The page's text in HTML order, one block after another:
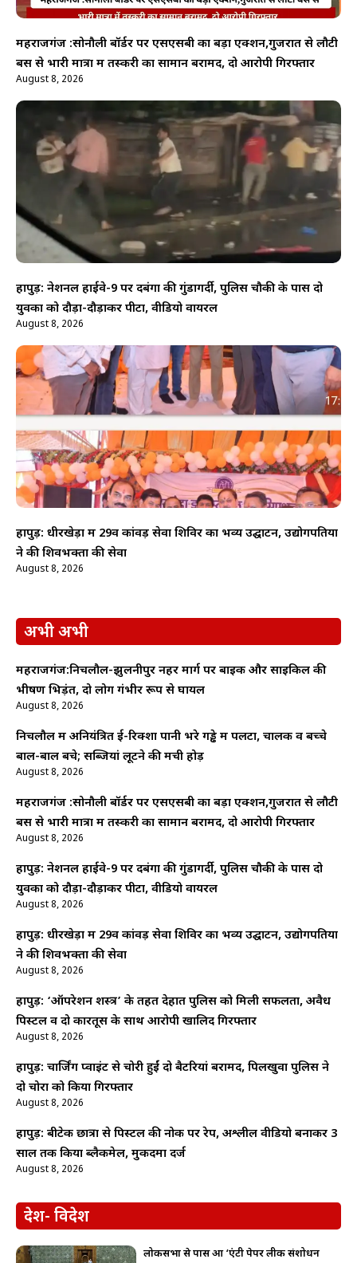
महराजगंज :सोनौली बॉर्डर पर एसएसबी का बड़ा एक्शन,गुजरात से लौटी
बस से भारी मात्रा में तस्करी का सामान बरामद, दो आरोपी गिरफ्तार
August 8, 2026
हापुड़: नेशनल हाईवे-9 पर दबंगों की गुंडागर्दी, पुलिस चौकी के पास दो
युवकों को दौड़ा-दौड़ाकर पीटा, वीडियो वायरल
August 8, 2026
हापुड़: धीरखेड़ा में 29वें कांवड़ सेवा शिविर का भव्य उद्घाटन, उद्योगपतियों
ने की शिवभक्तों की सेवा
August 8, 2026
अभी अभी
महराजगंज:निचलौल-झुलनीपुर नहर मार्ग पर बाइक और साइकिल की
भीषण भिड़ंत, दो लोग गंभीर रूप से घायल
August 8, 2026
निचलौल में अनियंत्रित ई-रिक्शा पानी भरे गड्ढे में पलटा, चालक व बच्चे
बाल-बाल बचे; सब्जियां लूटने की मची होड़
August 8, 2026
महराजगंज :सोनौली बॉर्डर पर एसएसबी का बड़ा एक्शन,गुजरात से लौटी
बस से भारी मात्रा में तस्करी का सामान बरामद, दो आरोपी गिरफ्तार
August 8, 2026
हापुड़: नेशनल हाईवे-9 पर दबंगों की गुंडागर्दी, पुलिस चौकी के पास दो
युवकों को दौड़ा-दौड़ाकर पीटा, वीडियो वायरल
August 8, 2026
हापुड़: धीरखेड़ा में 29वें कांवड़ सेवा शिविर का भव्य उद्घाटन, उद्योगपतियों
ने की शिवभक्तों की सेवा
August 8, 2026
हापुड़: ‘ऑपरेशन शस्त्र’ के तहत देहात पुलिस को मिली सफलता, अवैध
पिस्टल व दो कारतूस के साथ आरोपी खालिद गिरफ्तार
August 8, 2026
हापुड़: चार्जिंग प्वाइंट से चोरी हुईं दो बैटरियां बरामद, पिलखुवा पुलिस ने
दो चोरों को किया गिरफ्तार
August 8, 2026
हापुड़: बीटेक छात्रा से पिस्टल की नोक पर रेप, अश्लील वीडियो बनाकर 3
साल तक किया ब्लैकमेल, मुकदमा दर्ज
August 8, 2026
देश- विदेश
लोकसभा से पास हुआ ‘एंटी पेपर लीक संशोधन